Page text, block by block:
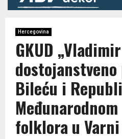
Hercegovina
GKUD
Bileću i
folklora u Varni